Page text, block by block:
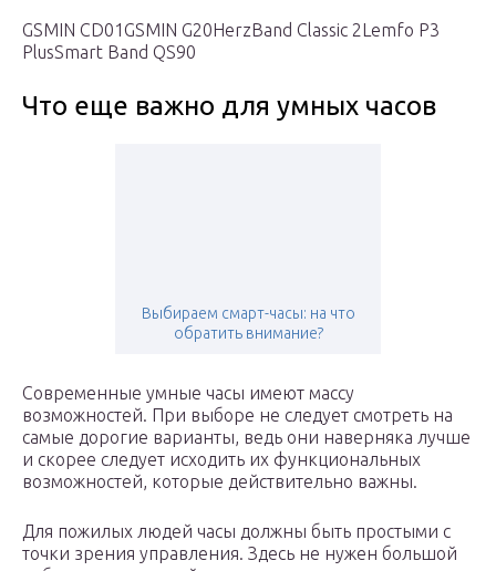
GSMIN CD01GSMIN G20HerzBand Classic 2Lemfo P3
PlusSmart Band QS90
Что еще важно для умных часов
Выбираем смарт-часы: на что
обратить внимание?
Современные умные часы имеют массу
возможностей. При выборе не следует смотреть на
самые дорогие варианты, ведь они наверняка лучше
и скорее следует исходить их функциональных
возможностей, которые действительно важны.
Для пожилых людей часы должны быть простыми с
точки зрения управления. Здесь не нужен большой